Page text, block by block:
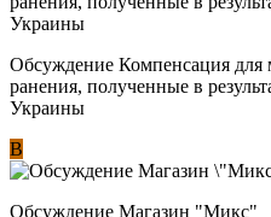
Обсуждение Компенсация
ранения, полученные в
Украины
В
Обсуждение Магазин "Микс"